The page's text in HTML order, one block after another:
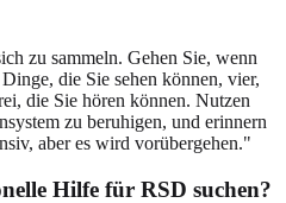
zu sammeln. Gehen Sie, wenn
die Sie sehen können, vier,
die Sie hören können. Nutzen
zu beruhigen, und erinnern
aber es wird vorübergehen."
Hilfe für RSD suchen?